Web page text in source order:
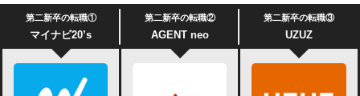
第二新卒の転職①
マイナビ20’s
第二新卒の転職②
AGENT neo
第二新卒の転職③
UZUZ